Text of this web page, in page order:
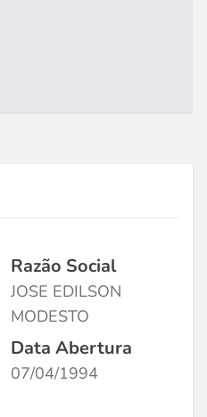
Razão Social
JOSE EDILSON
MODESTO
Data Abertura
07/04/1994